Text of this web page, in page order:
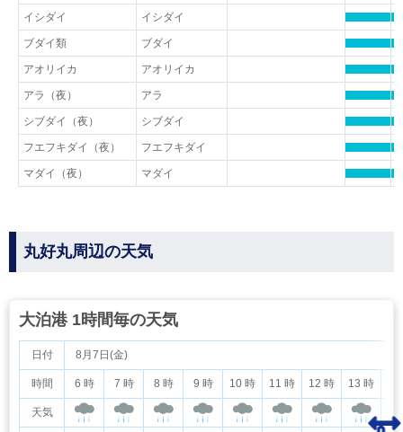
イシダイ イシダイ
ブダイ類 ブダイ
アオリイカ アオリイカ
アラ（夜） アラ
シブダイ（夜） シブダイ
フエフキダイ（夜） フエフキダイ
マダイ（夜） マダイ
丸好丸周辺の天気
大泊港 1時間毎の天気
日付
時間
天気
8月7日(金)
6 時 7 時 8 時 9 時 10 時 11 時 12 時 13 時